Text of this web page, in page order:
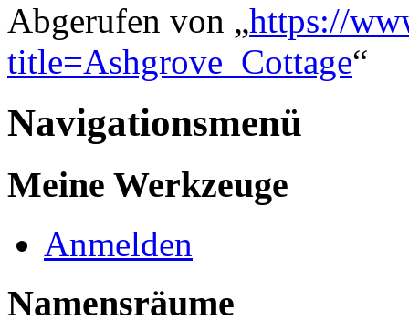
Abgerufen von „https://
title=Ashgrove_Cottage“
Navigationsmenü
Meine Werkzeuge
Anmelden
Namensräume